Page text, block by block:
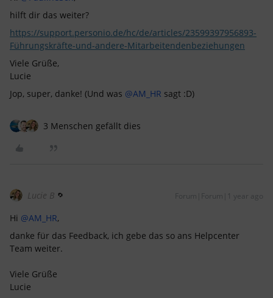
hilft dir das weiter?
https://support.personio.de/hc/de/articles/23599397956893-
Führungskräfte-und-andere-Mitarbeitendenbeziehungen
Viele Grüße,
Lucie
Jop, super, danke! (Und was ​ @AM_HR sagt :D)
3 Menschen gefällt dies
Lucie B Forum|Forum|1 year ago
Hi ​ @AM_HR,
danke für das Feedback, ich gebe das so ans Helpcenter
Team weiter.
Viele Grüße
Lucie